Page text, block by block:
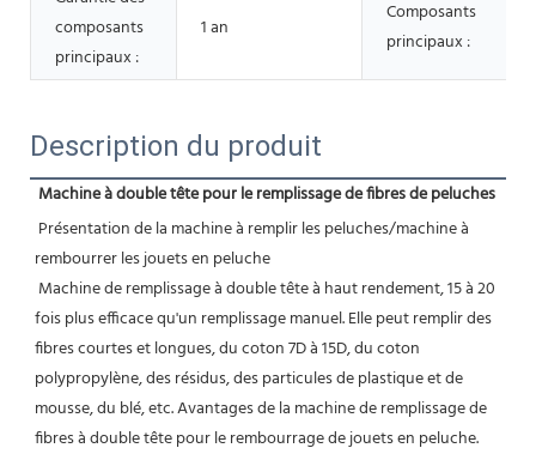
composants
principaux :
1 an
Composants
principaux :
Description du produit
Machine à double tête pour le remplissage de fibres de peluches
Présentation de la machine à remplir les peluches/machine à
rembourrer les jouets en peluche
Machine de remplissage à double tête à haut rendement, 15 à 20
fois plus efficace qu'un remplissage manuel. Elle peut remplir des
fibres courtes et longues, du coton 7D à 15D, du coton
polypropylène, des résidus, des particules de plastique et de
mousse, du blé, etc. Avantages de la machine de remplissage de
fibres à double tête pour le rembourrage de jouets en peluche.